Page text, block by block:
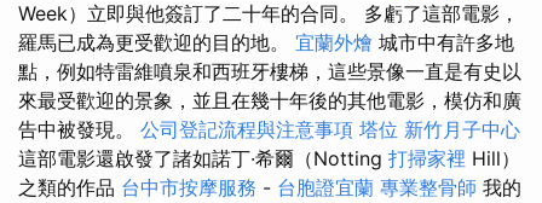
Week）立即與他簽訂了二十年的合同。 多虧了這部電影，
羅馬已成為更受歡迎的目的地。 宜蘭外燴 城市中有許多地
點，例如特雷維噴泉和西班牙樓梯，這些景像一直是有史以
來最受歡迎的景象，並且在幾十年後的其他電影，模仿和廣
告中被發現。 公司登記流程與注意事項 塔位 新竹月子中心
這部電影還啟發了諸如諾丁·希爾（Notting 打掃家裡 Hill）
之類的作品 台中市按摩服務 - 台胞證宜蘭 專業整骨師 我的